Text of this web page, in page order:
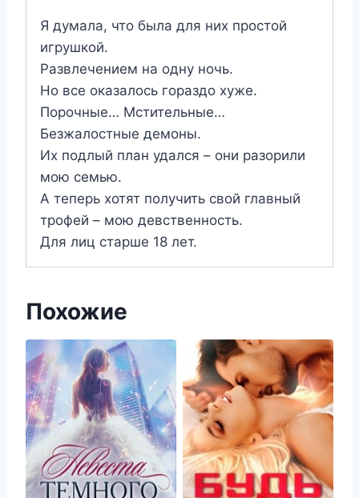
Я думала, что была для них простой
игрушкой.
Развлечением на одну ночь.
Но все оказалось гораздо хуже.
Порочные… Мстительные…
Безжалостные демоны.
Их подлый план удался – они разорили
мою семью.
А теперь хотят получить свой главный
трофей – мою девственность.
Для лиц старше 18 лет.
Похожие